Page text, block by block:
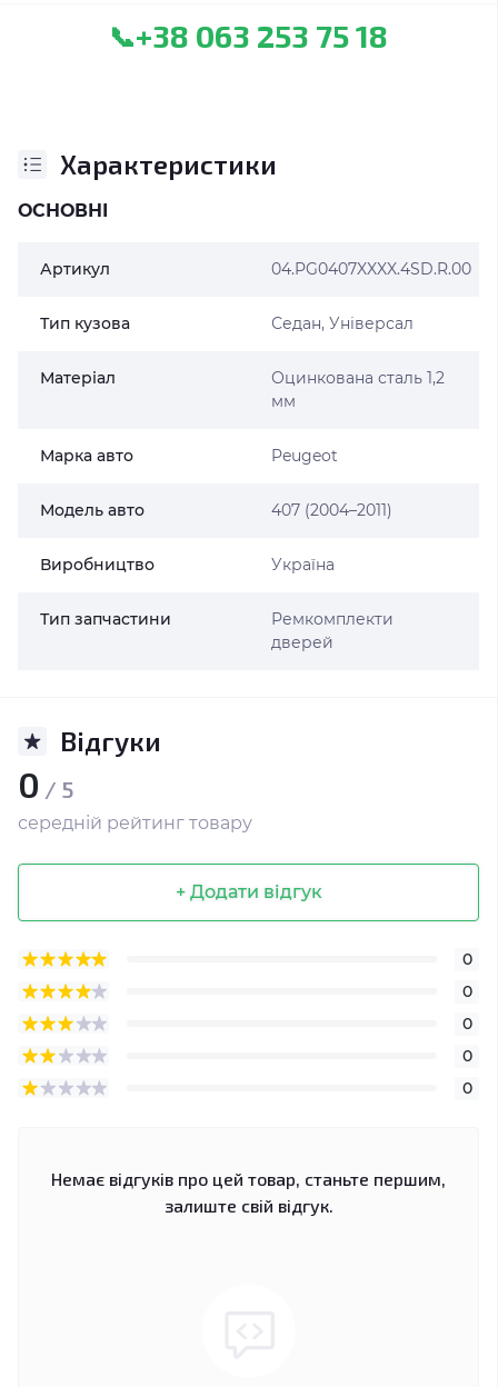
📞+38 063 253 75 18
Характеристики
ОСНОВНІ
Артикул 04.PG0407XXXX.4SD.R.00
Тип кузова Седан, Універсал
Матеріал
Оцинкована сталь 1,2
мм
Марка авто Peugeot
Модель авто 407 (2004–2011)
Виробництво Україна
Тип запчастини
Ремкомплекти
дверей
Відгуки
0 / 5
середній рейтинг товару
+ Додати відгук
0
0
0
0
0
Немає відгуків про цей товар, станьте першим,
залиште свій відгук.